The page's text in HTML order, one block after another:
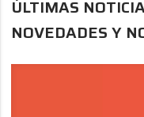
ÚLTIMAS
NOVEDADES Y